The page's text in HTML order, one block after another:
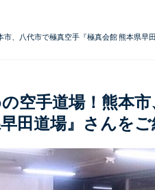
、八代市で極真空手『極真会館 熊本県早
空手道場！熊本
田道場』さんをご